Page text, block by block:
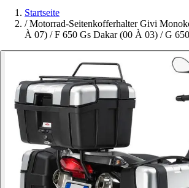
Startseite
/ Motorrad-Seitenkofferhalter Givi
À 07) / F 650 Gs Dakar (00 À 03) / G